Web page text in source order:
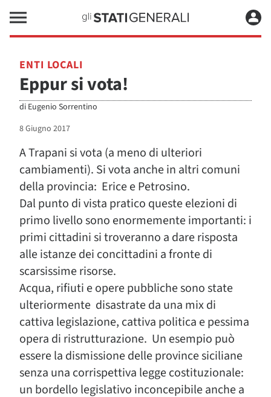
ENTI LOCALI
Eppur si vota!
di Eugenio Sorrentino
8 Giugno 2017
A Trapani si vota (a meno di ulteriori
cambiamenti). Si vota anche in altri comuni
della provincia: Erice e Petrosino.
Dal punto di vista pratico queste elezioni di
primo livello sono enormemente importanti: i
primi cittadini si troveranno a dare risposta
alle istanze dei concittadini a fronte di
scarsissime risorse.
Acqua, rifiuti e opere pubbliche sono state
ulteriormente disastrate da una mix di
cattiva legislazione, cattiva politica e pessima
opera di ristrutturazione. Un esempio può
essere la dismissione delle province siciliane
senza una corrispettiva legge costituzionale:
un bordello legislativo inconcepibile anche a